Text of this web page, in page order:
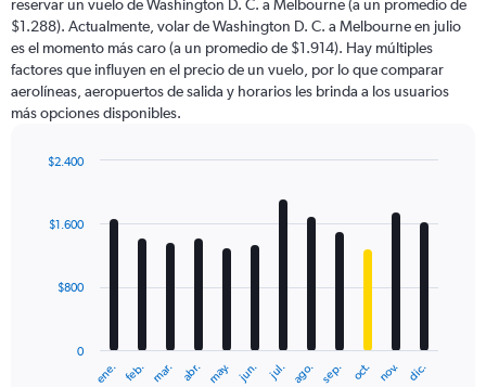
The
chart
has
1
Y
axis
values.
to
reservar un vuelo de Washington D. C. a Melbourne (a un promedio de
$1.288). Actualmente, volar de Washington D. C. a Melbourne en julio
es el momento más caro (a un promedio de $1.914). Hay múltiples
factores que influyen en el precio de un vuelo, por lo que comparar
aerolíneas, aeropuertos de salida y horarios les brinda a los usuarios
más opciones disponibles.
with
12
The
ene. feb. mar. abr. may. jun. jul. ago. sep. oct. nov. dic.
0
$800
$1.600
$2.400